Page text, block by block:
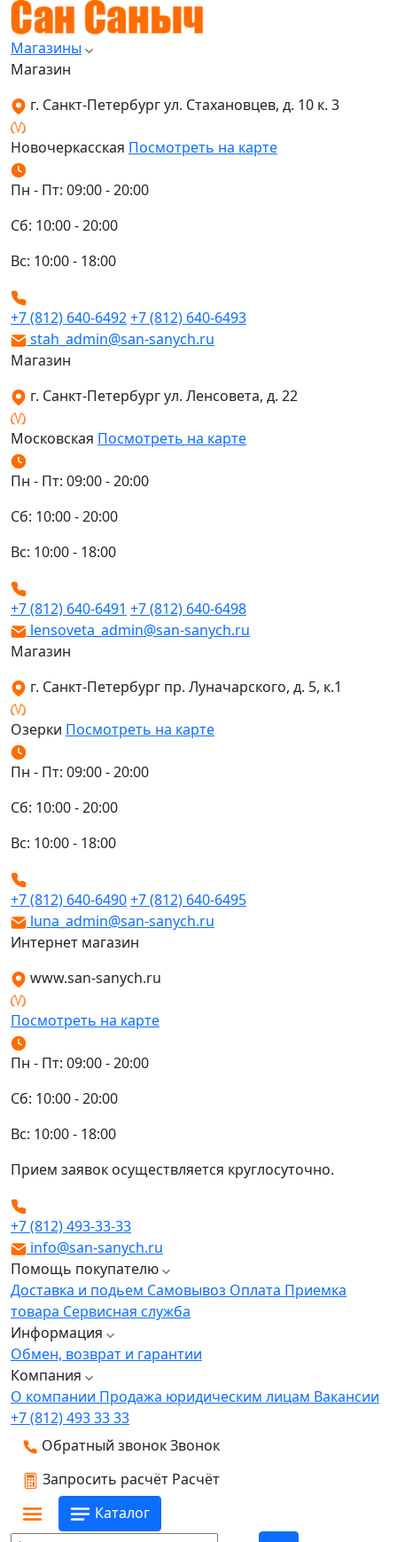
Магазины
Магазин
г. Санкт-Петербург ул. Стахановцев, д. 10 к. 3
Новочеркасская Посмотреть на карте
Пн - Пт: 09:00 - 20:00
Сб: 10:00 - 20:00
Вс: 10:00 - 18:00
+7 (812) 640-6492+7 (812) 640-6493
stah_admin@san-sanych.ru
Магазин
г. Санкт-Петербург ул. Ленсовета, д. 22
Московская Посмотреть на карте
Пн - Пт: 09:00 - 20:00
Сб: 10:00 - 20:00
Вс: 10:00 - 18:00
+7 (812) 640-6491 +7 (812) 640-6498
lensoveta_admin@san-sanych.ru
Магазин
г. Санкт-Петербург пр. Луначарского, д. 5, к.1
Озерки Посмотреть на карте
Пн - Пт: 09:00 - 20:00
Сб: 10:00 - 20:00
Вс: 10:00 - 18:00
+7 (812) 640-6490+7 (812) 640-6495
luna_admin@san-sanych.ru
Интернет магазин
www.san-sanych.ru
Посмотреть на карте
Пн - Пт: 09:00 - 20:00
Сб: 10:00 - 20:00
Вс: 10:00 - 18:00
Прием заявок осуществляется круглосуточно.
+7 (812) 493-33-33
info@san-sanych.ru
Помощь покупателю
Доставка и подьем Самовывоз Оплата Приемка
товара Сервисная служба
Информация
Обмен, возврат и гарантии
Компания
О компании Продажа юридическим лицам Вакансии
+7 (812) 493 33 33
Обратный звонокЗвонок
Запросить расчёт Расчёт
Каталог